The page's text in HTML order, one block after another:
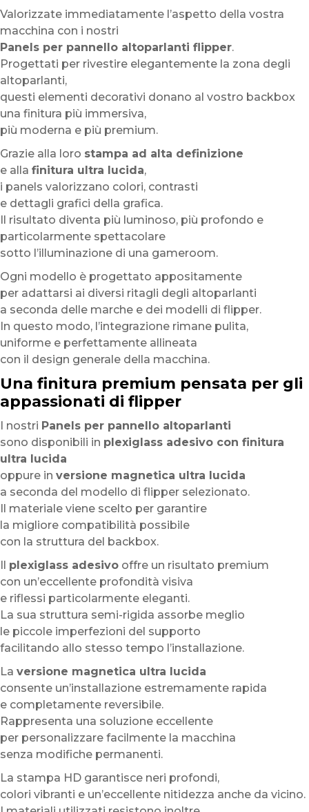
Valorizzate immediatamente l’aspetto della vostra
macchina con i nostri
Panels per pannello altoparlanti flipper.
Progettati per rivestire elegantemente la zona degli
altoparlanti,
questi elementi decorativi donano al vostro backbox
una finitura più immersiva,
più moderna e più premium.
Grazie alla loro stampa ad alta definizione
e alla finitura ultra lucida,
i panels valorizzano colori, contrasti
e dettagli grafici della grafica.
Il risultato diventa più luminoso, più profondo e
particolarmente spettacolare
sotto l’illuminazione di una gameroom.
Ogni modello è progettato appositamente
per adattarsi ai diversi ritagli degli altoparlanti
a seconda delle marche e dei modelli di flipper.
In questo modo, l’integrazione rimane pulita,
uniforme e perfettamente allineata
con il design generale della macchina.
Una finitura premium pensata per gli
appassionati di flipper
I nostri Panels per pannello altoparlanti
sono disponibili in plexiglass adesivo con finitura
ultra lucida
oppure in versione magnetica ultra lucida
a seconda del modello di flipper selezionato.
Il materiale viene scelto per garantire
la migliore compatibilità possibile
con la struttura del backbox.
Il plexiglass adesivo offre un risultato premium
con un’eccellente profondità visiva
e riflessi particolarmente eleganti.
La sua struttura semi-rigida assorbe meglio
le piccole imperfezioni del supporto
facilitando allo stesso tempo l’installazione.
La versione magnetica ultra lucida
consente un’installazione estremamente rapida
e completamente reversibile.
Rappresenta una soluzione eccellente
per personalizzare facilmente la macchina
senza modifiche permanenti.
La stampa HD garantisce neri profondi,
colori vibranti e un’eccellente nitidezza anche da vicino.